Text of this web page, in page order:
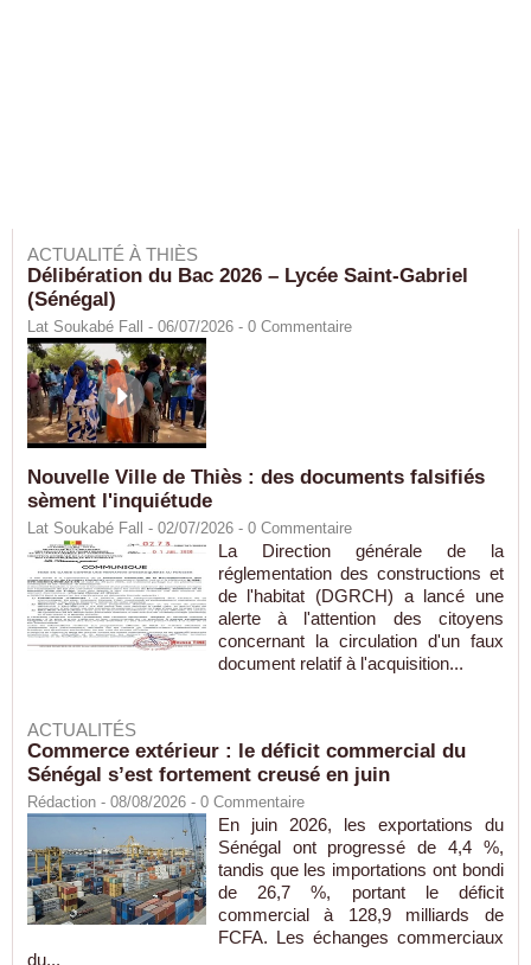
ACTUALITÉ À THIÈS
Délibération du Bac 2026 – Lycée Saint-Gabriel
(Sénégal)
Lat Soukabé Fall - 06/07/2026 - 0 Commentaire
Nouvelle Ville de Thiès : des documents falsifiés
sèment l'inquiétude
Lat Soukabé Fall - 02/07/2026 - 0 Commentaire
La Direction générale de la
réglementation des constructions et
de l'habitat (DGRCH) a lancé une
alerte à l'attention des citoyens
concernant la circulation d'un faux
document relatif à l'acquisition...
ACTUALITÉS
Commerce extérieur : le déficit commercial du
Sénégal s’est fortement creusé en juin
Rédaction - 08/08/2026 - 0 Commentaire
En juin 2026, les exportations du
Sénégal ont progressé de 4,4 %,
tandis que les importations ont bondi
de 26,7 %, portant le déficit
commercial à 128,9 milliards de
FCFA. Les échanges commerciaux
du...